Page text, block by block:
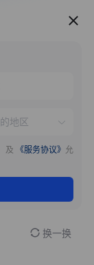
服务推荐
及 《服务协议》 允
换一换